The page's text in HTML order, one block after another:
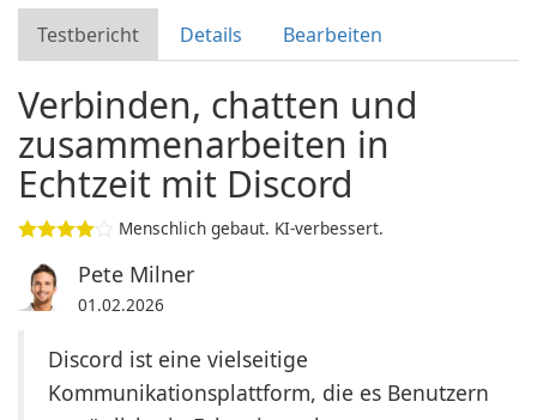
Testbericht Details Bearbeiten
Verbinden, chatten und
zusammenarbeiten in
Echtzeit mit Discord
Menschlich gebaut. KI-verbessert.
Pete Milner
01.02.2026
Discord ist eine vielseitige
Kommunikationsplattform, die es Benutzern